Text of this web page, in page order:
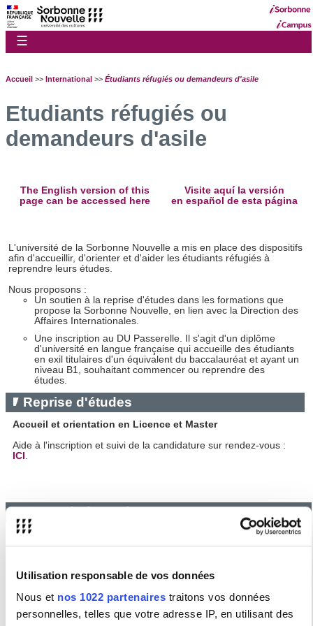
Utilisation responsable de vos données
Nous et nos 1022 partenaires traitons vos données
personnelles, telles que votre adresse IP, en utilisant des
☰
Accueil >> International >> Étudiants réfugiés ou demandeurs d'asile
Etudiants réfugiés ou
demandeurs d'asile
The English version of this
page can be accessed here
Visite aquí la versión
en español de esta página
L'université de la Sorbonne Nouvelle a mis en place des dispositifs
afin d'accueillir, d'orienter et d'aider les étudiants réfugiés à
reprendre leurs études.
Nous proposons :
Un soutien à la reprise d'études dans les formations que
propose la Sorbonne Nouvelle, en lien avec la Direction des
Affaires Internationales.
Une inscription au DU Passerelle. Il s'agit d'un diplôme
d'université en langue française qui accueille des étudiants
en exil titulaires d'un équivalent du baccalauréat et ayant un
niveau B1, souhaitant commencer ou reprendre des
études.
Reprise d'études
Accueil et orientation en Licence et Master
Aide à l'inscription et suivi de la candidature sur rendez-vous :
ICI .
Cours de français
Diplôme Universitaire Passerelle
Les partenaires de nos dispositifs de reprise d'étude pour les